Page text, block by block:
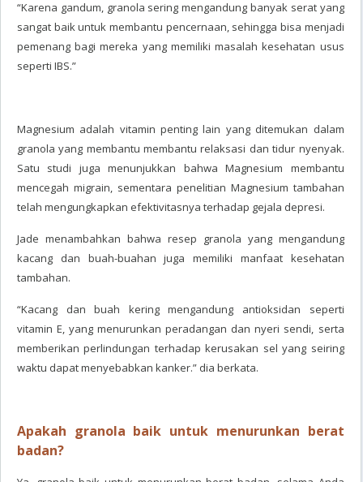
“Karena gandum, granola sering mengandung banyak serat yang
sangat baik untuk membantu pencernaan, sehingga bisa menjadi
pemenang bagi mereka yang memiliki masalah kesehatan usus
seperti IBS.”
Magnesium adalah vitamin penting lain yang ditemukan dalam
granola yang membantu membantu relaksasi dan tidur nyenyak.
Satu studi juga menunjukkan bahwa Magnesium membantu
mencegah migrain, sementara penelitian Magnesium tambahan
telah mengungkapkan efektivitasnya terhadap gejala depresi.
Jade menambahkan bahwa resep granola yang mengandung
kacang dan buah-buahan juga memiliki manfaat kesehatan
tambahan.
“Kacang dan buah kering mengandung antioksidan seperti
vitamin E, yang menurunkan peradangan dan nyeri sendi, serta
memberikan perlindungan terhadap kerusakan sel yang seiring
waktu dapat menyebabkan kanker.” dia berkata.
Apakah granola baik untuk menurunkan berat
badan?